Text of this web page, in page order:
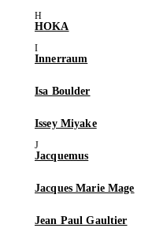
HOKA
Innerraum
Isa Boulder
Issey Miyake
Jacquemus
Jacques Marie Mage
Jean Paul Gaultier